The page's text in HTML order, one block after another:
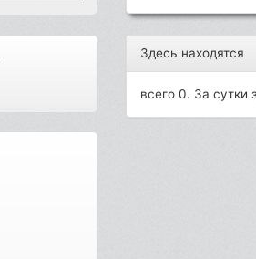
Здесь находятся
всего 0. За сутки